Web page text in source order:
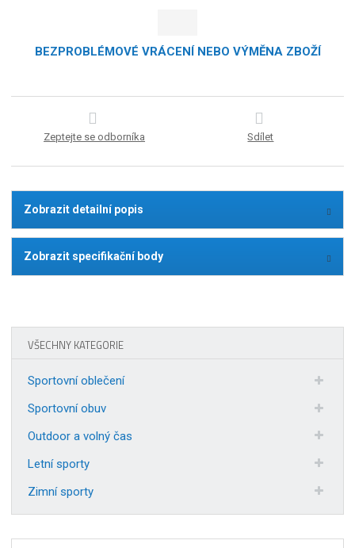
BEZPROBLÉMOVÉ VRÁCENÍ NEBO VÝMĚNA ZBOŽÍ
Zeptejte se odborníka Sdílet
Zobrazit detailní popis
Zobrazit specifikační body
VŠECHNY KATEGORIE
Sportovní oblečení
Sportovní obuv
Outdoor a volný čas
Letní sporty
Zimní sporty